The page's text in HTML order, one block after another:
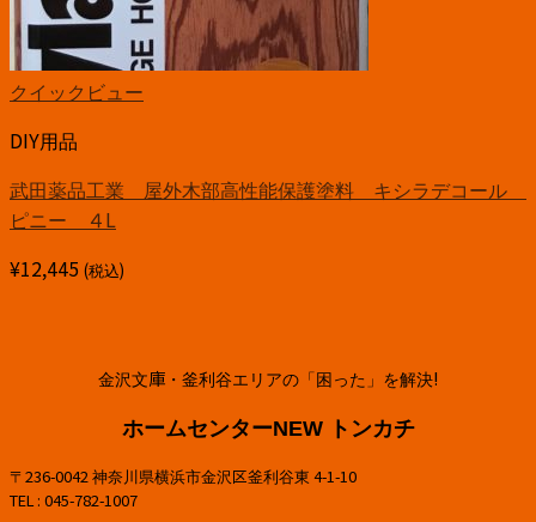
クイックビュー
DIY用品
武田薬品工業 屋外木部高性能保護塗料 キシラデコール
ピニー ４L
¥12,445 (税込)
金沢文庫・釜利谷エリアの「困った」を解決!
ホームセンターNEW トンカチ
〒236-0042 神奈川県横浜市金沢区釜利谷東 4-1-10
TEL : 045-782-1007